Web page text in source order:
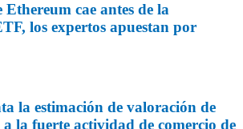
cae antes de la
los expertos apuestan por
la estimación de valoración de
la fuerte actividad de comercio de